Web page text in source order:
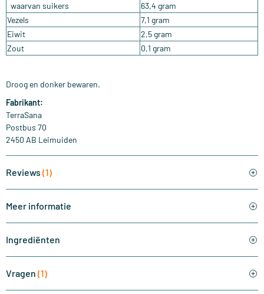
waarvan suikers
63,4 gram
Vezels
7,1 gram
Eiwit
2,5 gram
Zout
0,1 gram
Droog en donker bewaren.
Fabrikant:
TerraSana
Postbus 70
2450 AB Leimuiden
Reviews (1)
Meer informatie
Ingrediënten
Vragen (1)